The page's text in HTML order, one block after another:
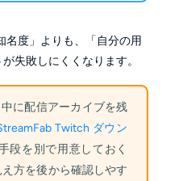
度」よりも、「自分の用
失敗しにくくなります。
に配信アーカイブを残
Twitch ダウン
段を別で用意しておく
方を後から確認しやす